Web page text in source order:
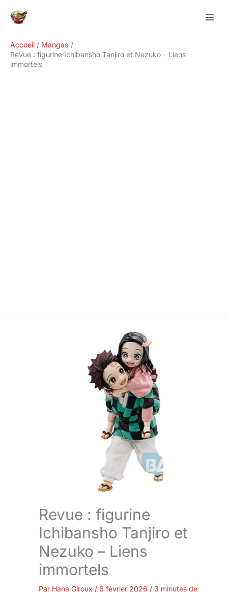
Accueil
Mangas
Revue : figurine Ichibansho Tanjiro et Nezuko – Liens
immortels
Revue : figurine
Ichibansho Tanjiro et
Nezuko – Liens
immortels
Par Hana Giroux / 6 février 2026 / 3 minutes de